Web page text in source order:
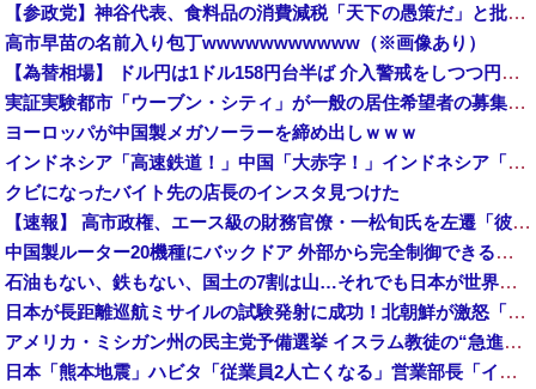
【参政党】神谷代表、食料品の消費減税「天下の愚策だ」と批判他
高市早苗の名前入り包丁wwwwwwwwwww（※画像あり）
【為替相場】 ドル円は1ドル158円台半ば 介入警戒をしつつ円売りが続行
実証実験都市「ウーブン・シティ」が一般の居住希望者の募集開始 すでにトヨタ関係者が居住
ヨーロッパが中国製メガソーラーを締め出しｗｗｗ
インドネシア「高速鉄道！」中国「大赤字！」インドネシア「運営会社の株式購入！（負債対策」中国「はい（巨額負債」インドネシア「700km延伸計画！（実質中止」→
クビになったバイト先の店長のインスタ見つけた
【速報】 高市政権、エース級の財務官僚・一松旬氏を左遷「彼は協力的でなかった」財務省の言いなりではないことが判明
中国製ルーター20機種にバックドア 外部から完全制御できる機能が仕込まれていた
石油もない、鉄もない、国土の7割は山…それでも日本が世界屈指の経済大国になれた「勤勉さ」以外の勝因！
日本が長距離巡航ミサイルの試験発射に成功！北朝鮮が激怒「日本が戦争国家になろうとしている」「絶対に傍観しない、必ず後悔させる」
アメリカ・ミシガン州の民主党予備選挙 イスラム教徒の“急進左派”候補が勝利確実に⋯トランプ氏は批判
日本「熊本地震」ハビタ「従業員2人亡くなる」営業部長「イオンのスタッフに制止されなかった」日本「部長が連絡後の店員行動を証言（謎」イオン「再入館可能の事実ない」→